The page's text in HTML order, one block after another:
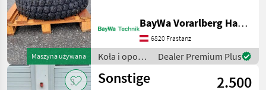
Maszyna używana
Lochkreis DM 205 mm
Discoverer Radial LT Cooper
Rozmiar koła (śr
BayWa Vorarlberg HandelsGmbH BayWa Technik
6820 Frastanz
Koła i opony
/ Sonstige
Dealer Premium Plus
Sonstige
2.500